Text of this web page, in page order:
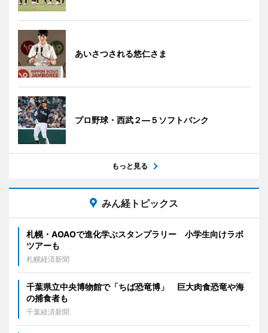
あいさつされる悠仁さま
プロ野球・西武２―５ソフトバンク
もっと見る
みん経トピックス
札幌・AOAOで進化学ぶスタンプラリー 小学生向けラボ
ツアーも
札幌経済新聞
千葉県立中央博物館で「ちば恐竜博」 巨大肉食恐竜や海
の捕食者も
千葉経済新聞